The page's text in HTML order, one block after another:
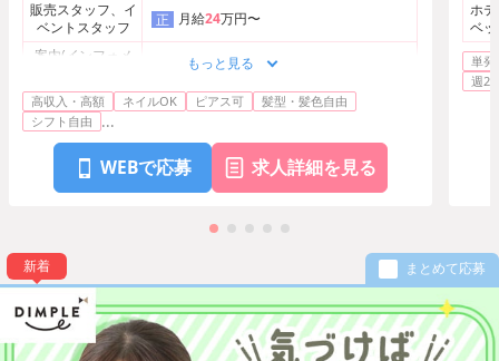
販売スタッフ、イ
ベントスタッフ
正 月給24万円〜
案内(インフォメ
ション)・フロン
ト・受付
もっと見る
高収入・高額 ネイルOK ピアス可
髪型・髪色自由
シフト自由
...
WEBで応募 求人詳細を見る
ホ
ベ
単発
週2
新着 まとめて応募